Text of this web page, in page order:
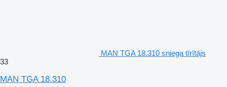
MAN TGA 18.310 sniega tīrītājs
33
MAN TGA 18.310